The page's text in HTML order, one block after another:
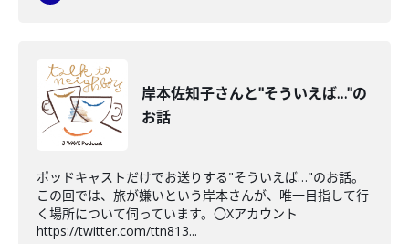
岸本佐知子さんと"そういえば…"の
お話
ポッドキャストだけでお送りする"そういえば…"のお話。
この回では、旅が嫌いという岸本さんが、唯一目指して行
く場所について伺っています。〇Xアカウント
https://twitter.com/ttn813...